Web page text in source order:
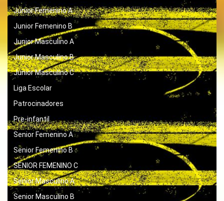
Junior Femenino A
Junior Femenino B
Junior Masculino A
Junior Masculino B
Junior Masculino C
Liga Escolar
Patrocinadores
Pre-infantil
Senior Femenino A
Senior Femenino B
SENIOR FEMENINO C
Senior Masculino A
Senior Masculino B